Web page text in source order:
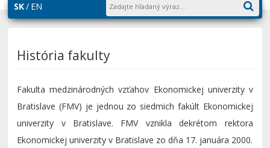
SK EN
História fakulty
Fakulta medzinárodných vzťahov Ekonomickej univerzity v
Bratislave (FMV) je jednou zo siedmich fakúlt Ekonomickej
univerzity v Bratislave. FMV vznikla dekrétom rektora
Ekonomickej univerzity v Bratislave zo dňa 17. januára 2000.